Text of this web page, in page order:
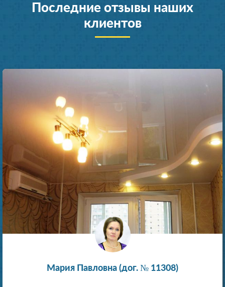
Последние отзывы наших
клиентов
Мария Павловна (дог. № 11308)